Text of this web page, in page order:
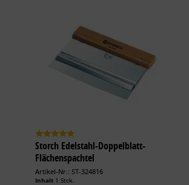
Storch Edelstahl-Doppelblatt-
Flächenspachtel
Artikel-Nr.: ST-324816
Inhalt 1 Stck.